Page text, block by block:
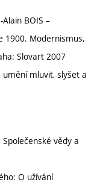
Alain BOIS –
1900. Modernismus,
Slovart 2007
umění mluvit, slyšet a
Společenské vědy a
O užívání